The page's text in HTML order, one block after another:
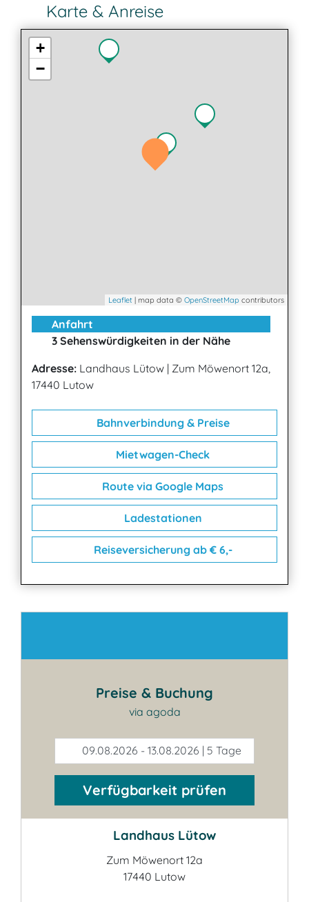
Karte & Anreise
+
−
Leaflet | map data © OpenStreetMap contributors
Anfahrt
3 Sehenswürdigkeiten in der Nähe
Adresse: Landhaus Lütow | Zum Möwenort 12a,
17440 Lutow
Bahnverbindung & Preise
Mietwagen-Check
Route via Google Maps
Ladestationen
Reiseversicherung ab € 6,-
Preise & Buchung
via agoda
09.08.2026 - 13.08.2026 | 5 Tage
Verfügbarkeit prüfen
Landhaus Lütow
Zum Möwenort 12a
17440 Lutow